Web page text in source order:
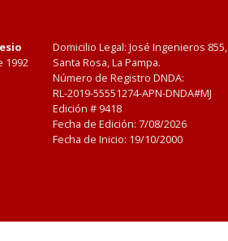
1992
Domicilio Legal: José Ingenieros 855,
Santa Rosa, La Pampa.
Número de Registro DNDA:
RL-2019-55551274-APN-DNDA#MJ
Edición # 9418
Fecha de Edición: 7/08/2026
Fecha de Inicio: 19/10/2000